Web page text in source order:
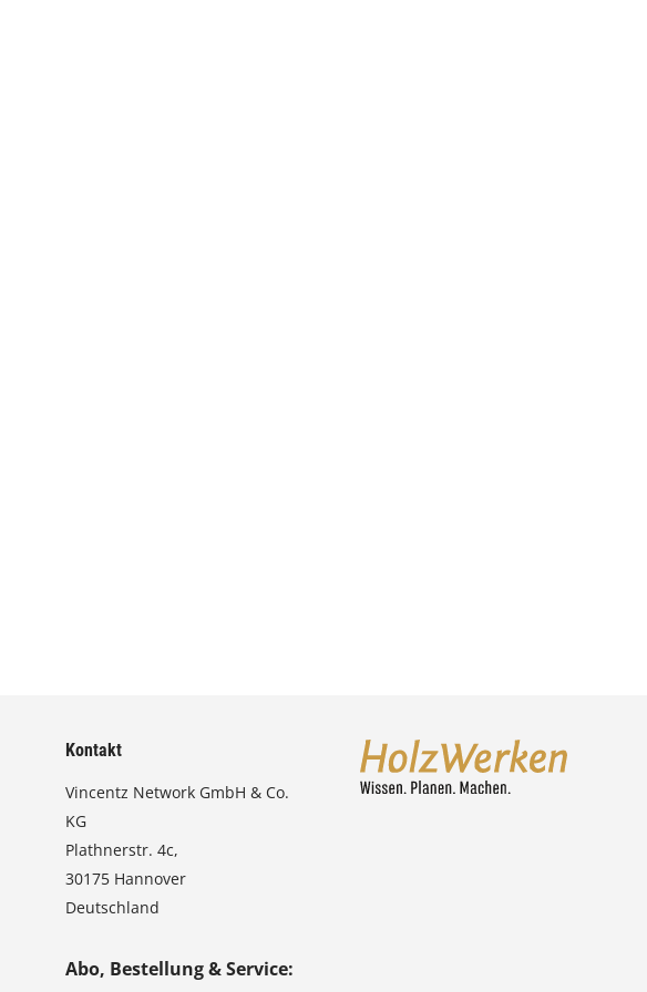
Kontakt
Vincentz Network GmbH & Co.
KG
Plathnerstr. 4c,
30175 Hannover
Deutschland
Abo, Bestellung & Service: